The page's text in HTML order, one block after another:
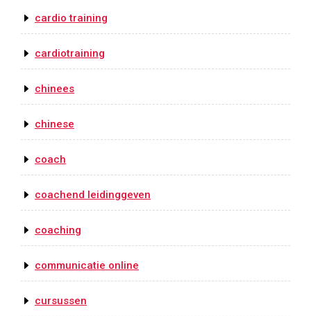
cardio training
cardiotraining
chinees
chinese
coach
coachend leidinggeven
coaching
communicatie online
cursussen